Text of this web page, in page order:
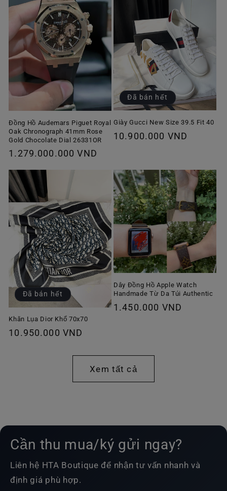
Đồng Hồ Audemars Piguet Royal
Oak Chronograph 41mm Rose
Gold Chocolate Dial 26331OR
Giá
thường
1.279.000.000 VND
Đã bán hết
Giày Gucci New Size 39.5 Fit 40
Giá
10.900.000 VND
Đã bán hết
Khăn Lụa Dior Khổ 70x70
Giá
10.950.000 VND
Dây Đồng Hồ Apple Watch
Handmade Từ Da Túi Authentic
Giá
1.450.000 VND
Xem tất cả
Cần thu mua/ký gửi ngay?
Liên hệ HTA Boutique để nhận tư vấn nhanh và
định giá phù hợp.